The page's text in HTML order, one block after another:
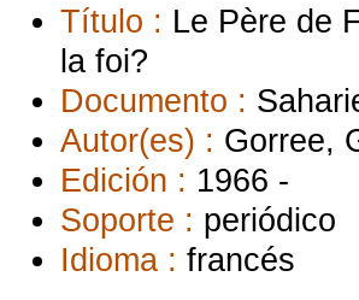
Título : Le Père de
la foi?
Documento :
Autor(es) : Gorree,
Edición : 1966 -
Soporte : periódico
Idioma : francés